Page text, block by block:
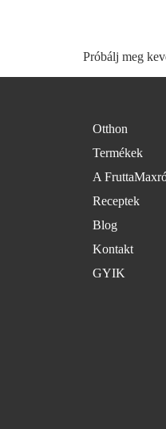
Próbálj meg
Otthon
Termékek
A
Receptek
Blog
Kontakt
GYIK